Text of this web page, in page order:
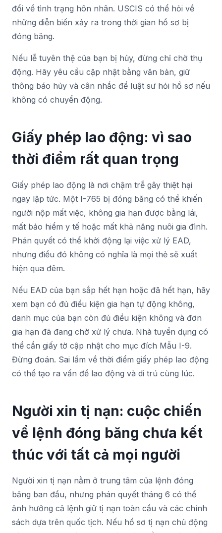
đổi về tình trạng hôn nhân. USCIS có thể hỏi về
những diễn biến xảy ra trong thời gian hồ sơ bị
đóng băng.
Nếu lễ tuyên thệ của bạn bị hủy, đừng chỉ chờ thụ
động. Hãy yêu cầu cập nhật bằng văn bản, giữ
thông báo hủy và cân nhắc để luật sư hỏi hồ sơ nếu
không có chuyển động.
Giấy phép lao động: vì sao
thời điểm rất quan trọng
Giấy phép lao động là nơi chậm trễ gây thiệt hại
ngay lập tức. Một I-765 bị đóng băng có thể khiến
người nộp mất việc, không gia hạn được bằng lái,
mất bảo hiểm y tế hoặc mất khả năng nuôi gia đình.
Phán quyết có thể khởi động lại việc xử lý EAD,
nhưng điều đó không có nghĩa là mọi thẻ sẽ xuất
hiện qua đêm.
Nếu EAD của bạn sắp hết hạn hoặc đã hết hạn, hãy
xem bạn có đủ điều kiện gia hạn tự động không,
danh mục của bạn còn đủ điều kiện không và đơn
gia hạn đã đang chờ xử lý chưa. Nhà tuyển dụng có
thể cần giấy tờ cập nhật cho mục đích Mẫu I-9.
Đừng đoán. Sai lầm về thời điểm giấy phép lao động
có thể tạo ra vấn đề lao động và di trú cùng lúc.
Người xin tị nạn: cuộc chiến
về lệnh đóng băng chưa kết
thúc với tất cả mọi người
Người xin tị nạn nằm ở trung tâm của lệnh đóng
băng ban đầu, nhưng phán quyết tháng 6 có thể
ảnh hưởng cả lệnh giữ tị nạn toàn cầu và các chính
sách dựa trên quốc tịch. Nếu hồ sơ tị nạn chủ động